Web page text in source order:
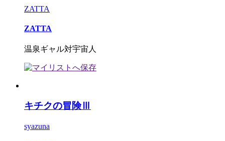
ZATTA
ZATTA
温泉ギャル対宇宙人
キチクの冒険Ⅲ
syazuna